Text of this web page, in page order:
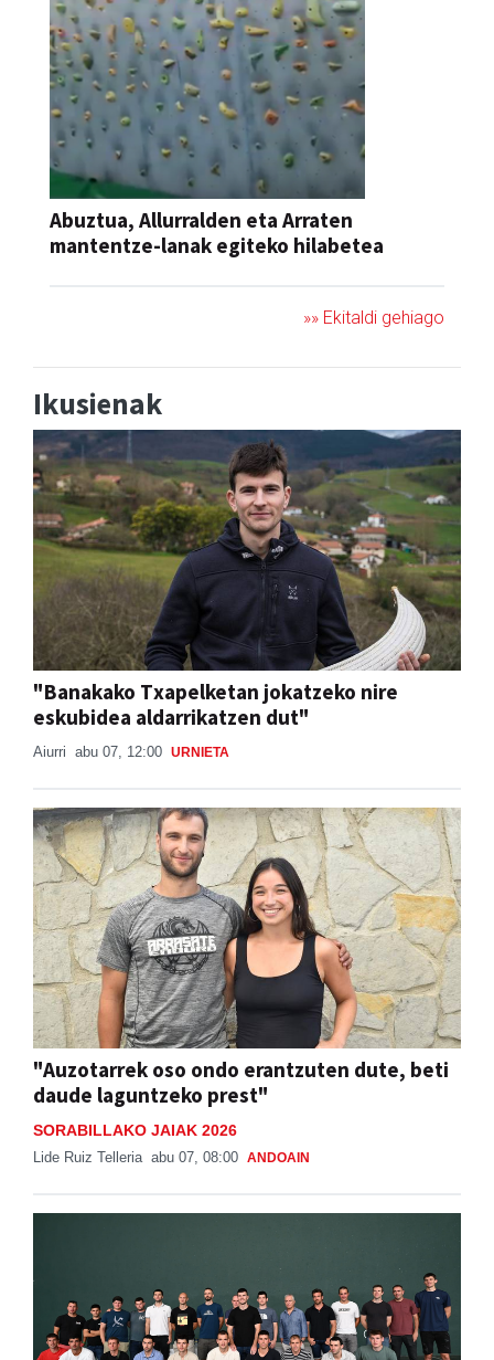
Abuztua, Allurralden eta Arraten
mantentze-lanak egiteko hilabetea
»» Ekitaldi gehiago
Ikusienak
"Banakako Txapelketan jokatzeko nire
eskubidea aldarrikatzen dut"
Aiurri abu 07, 12:00 URNIETA
"Auzotarrek oso ondo erantzuten dute, beti
daude laguntzeko prest"
SORABILLAKO JAIAK 2026
Lide Ruiz Telleria abu 07, 08:00 ANDOAIN